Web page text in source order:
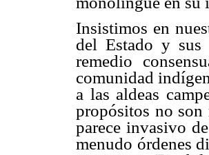
Insistimos en
del Estado y sus
remedio
comunidad
a las aldeas
propósitos no son
parece invasivo
menudo órdenes